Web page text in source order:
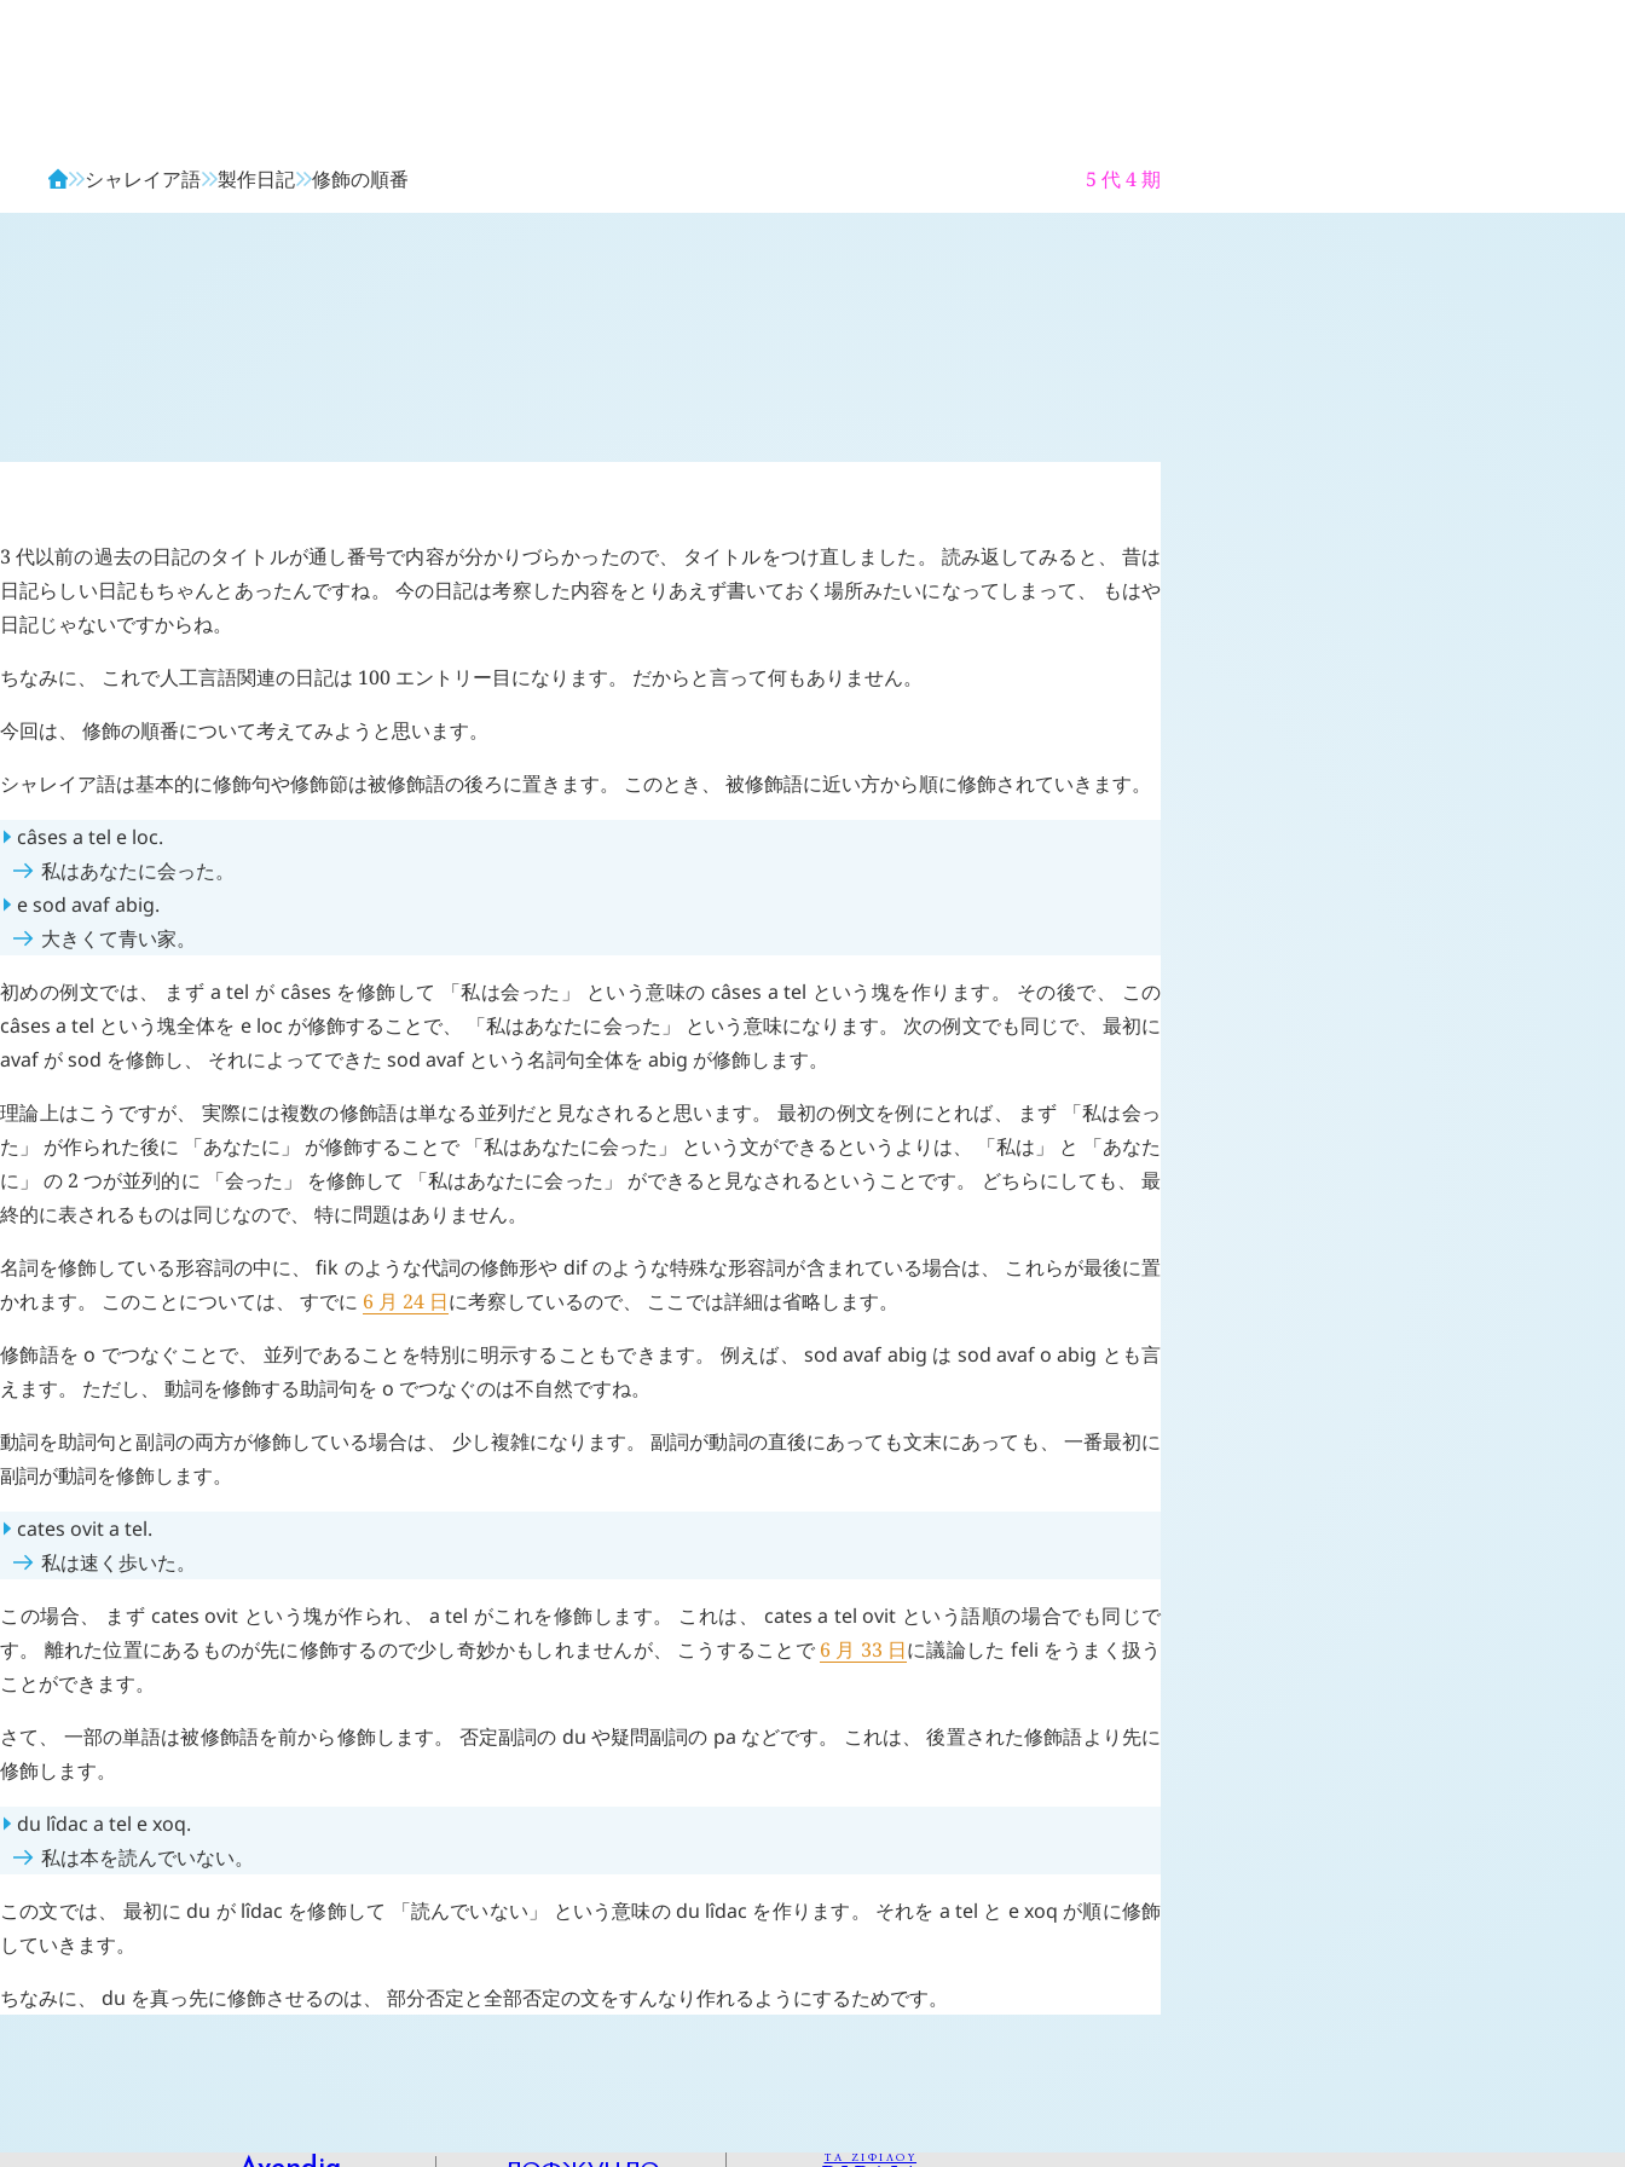
シャレイア語 製作日記 修飾の順番 5 代 4 期
3 代以前の過去の日記のタイトルが通し番号で内容が分かりづらかったので、 タイトルをつけ直しました。 読み返してみると、 昔は
日記らしい日記もちゃんとあったんですね。 今の日記は考察した内容をとりあえず書いておく場所みたいになってしまって、 もはや
日記じゃないですからね。
ちなみに、 これで人工言語関連の日記は 100 エントリー目になります。 だからと言って何もありません。
今回は、 修飾の順番について考えてみようと思います。
シャレイア語は基本的に修飾句や修飾節は被修飾語の後ろに置きます。 このとき、 被修飾語に近い方から順に修飾されていきます。
câses a tel e loc.
私はあなたに会った。
esod avafabig.
大きくて青い家。
初めの例文では、 まず a tel が câses を修飾して 「私は会った」 という意味の câses a tel という塊を作ります。 その後で、 この
câses a tel という塊全体を e loc が修飾することで、 「私はあなたに会った」 という意味になります。 次の例文でも同じで、 最初に
avaf がsod を修飾し、 それによってできた sod avaf という名詞句全体を abig が修飾します。
理論上はこうですが、 実際には複数の修飾語は単なる並列だと見なされると思います。 最初の例文を例にとれば、 まず 「私は会っ
た」 が作られた後に 「あなたに」 が修飾することで 「私はあなたに会った」 という文ができるというよりは、 「私は」 と 「あなた
に」 の 2 つが並列的に 「会った」 を修飾して 「私はあなたに会った」 ができると見なされるということです。 どちらにしても、 最
終的に表されるものは同じなので、 特に問題はありません。
名詞を修飾している形容詞の中に、fik のような代詞の修飾形や difのような特殊な形容詞が含まれている場合は、 これらが最後に置
かれます。 このことについては、 すでに 6 月 24 日に考察しているので、 ここでは詳細は省略します。
修飾語を o でつなぐことで、 並列であることを特別に明示することもできます。 例えば、sod avaf abig は sod avaf o abig とも言
えます。 ただし、 動詞を修飾する助詞句を o でつなぐのは不自然ですね。
動詞を助詞句と副詞の両方が修飾している場合は、 少し複雑になります。 副詞が動詞の直後にあっても文末にあっても、 一番最初に
副詞が動詞を修飾します。
cates ovita tel.
私は速く歩いた。
この場合、 まず cates ovit という塊が作られ、 a tel がこれを修飾します。 これは、 cates a tel ovit という語順の場合でも同じで
す。 離れた位置にあるものが先に修飾するので少し奇妙かもしれませんが、 こうすることで 6 月 33 日に議論した feli をうまく扱う
ことができます。
さて、 一部の単語は被修飾語を前から修飾します。 否定副詞の du や疑問副詞の pa などです。 これは、 後置された修飾語より先に
修飾します。
du lîdac a tel exoq.
私は本を読んでいない。
この文では、 最初に du が lîdac を修飾して 「読んでいない」 という意味の du lîdac を作ります。 それを a tel と exoq が順に修飾
していきます。
ちなみに、 du を真っ先に修飾させるのは、 部分否定と全部否定の文をすんなり作れるようにするためです。
ΤΑ ΖΙΦΙΛΟΥ